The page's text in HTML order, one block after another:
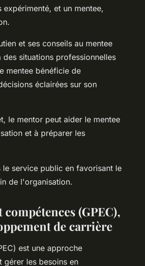
et un mentee,
et ses conseils au mentee
situations professionnelles
mentee bénéficie de
éclairées sur son
le mentor peut aider le mentee
et à préparer les
le service public en favorisant le
de l'organisation.
(GPEC),
de carrière
est une approche
gérer les besoins en